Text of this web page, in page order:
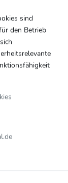
Meldung
sind
den Betrieb